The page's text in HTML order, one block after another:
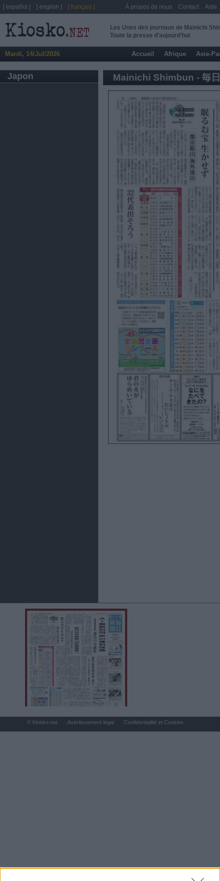
Les Unes des journaux de Mainichi
Toute la presse d'aujourd'hui
Mardi, 14/Jul/2026 Accueil Afrique Asie-
Japon Mainichi Shimbun - 毎
[ español ] [ english ] [ français ] À propos de nous Contact Aide
© Kiosko.net Avertissement légal Confidentialité et Cookies